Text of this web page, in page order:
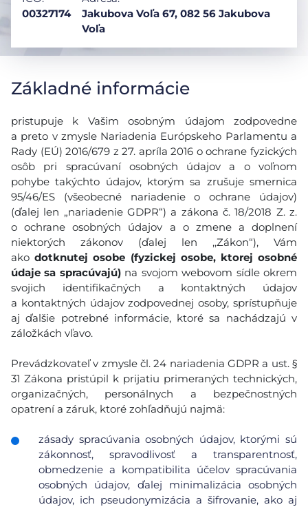
00327174
Jakubova Voľa 67, 082 56 Jakubova
Voľa
Základné informácie
pristupuje k Vašim osobným údajom zodpovedne
a preto v zmysle Nariadenia Európskeho Parlamentu a
Rady (EÚ) 2016/679 z 27. apríla 2016 o ochrane fyzických
osôb pri spracúvaní osobných údajov a o voľnom
pohybe takýchto údajov, ktorým sa zrušuje smernica
95/46/ES (všeobecné nariadenie o ochrane údajov)
(ďalej len „nariadenie GDPR“) a zákona č. 18/2018 Z. z.
o ochrane osobných údajov a o zmene a doplnení
niektorých zákonov (ďalej len ,,Zákon“), Vám
akodotknutej osobe (fyzickej osobe, ktorej osobné
údaje sa spracúvajú)na svojom webovom sídle okrem
svojich identifikačných a kontaktných údajov
a kontaktných údajov zodpovednej osoby, sprístupňuje
aj ďalšie potrebné informácie, ktoré sa nachádzajú v
záložkách vľavo.
Prevádzkovateľ v zmysle čl. 24 nariadenia GDPR a ust. §
31 Zákona pristúpil k prijatiu primeraných technických,
organizačných, personálnych a bezpečnostných
opatrení a záruk, ktoré zohľadňujú najmä:
zásady spracúvania osobných údajov, ktorými sú
zákonnosť, spravodlivosť a transparentnosť,
obmedzenie a kompatibilita účelov spracúvania
osobných údajov, ďalej minimalizácia osobných
údajov, ich pseudonymizácia a šifrovanie, ako aj